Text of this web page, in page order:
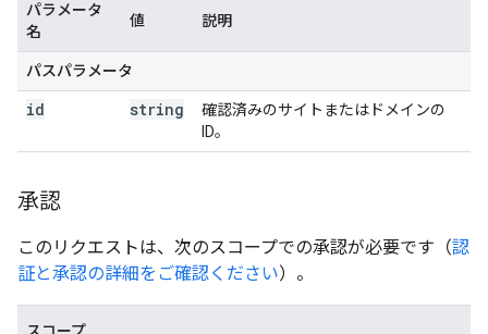
パラメータ
名
値 説明
パスパラメータ
id string
確認済みのサイトまたはドメインの
ID。
承認
このリクエストは、次のスコープでの承認が必要です（認
証と承認の詳細をご確認ください）。